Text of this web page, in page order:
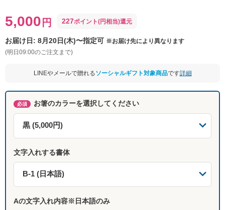
5,000 円 227ポイント(円相当)還元
お届け日: 8月20日(木)〜指定可 ※お届け先により異なります
(明日09:00のご注文まで)
LINEやメールで贈れるソーシャルギフト対象商品です詳細
必須 お箸のカラーを選択してください
文字入れする書体
Aの文字入れ内容※日本語のみ